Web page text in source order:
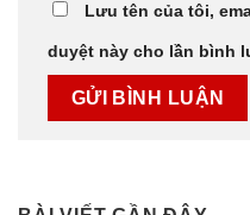
Lưu tên của tôi,
duyệt này cho lần bình